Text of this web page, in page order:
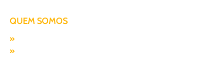
QUEM SOMOS